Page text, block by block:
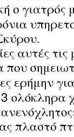
ο γιατρός
αυτές τις
ερήμην
ολόκληρα
πλαστό